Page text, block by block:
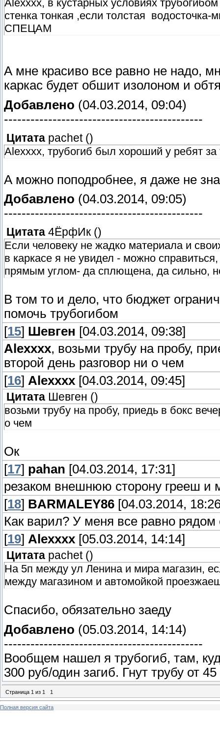
Alexxxx, в кустарных условиях
стенка тонкая ,если толстая
СПЕЦАМ
А мне красиво все равно не надо,
каркас будет обшит изолоном и
Добавлено (04.03.2014, 09:04)
---------------------------------------------
Цитата pachet()
Alexxxx, трубогиб был хороший у ребят
А можно поподробнее, я даже не
Добавлено (04.03.2014, 09:05)
---------------------------------------------
Цитата 4ЁрфИк ()
Если человеку не жадко материала и
в каркасе я не увидел - можно
прямым углом- да сплющена, да сильно,
В том то и дело, что бюджет
помочь трубогибом
[15] Шевген [04.03.2014, 09:38]
Alexxxx, возьми трубу на пробу,
второй день разговор ни о чем
[16] Alexxxx [04.03.2014, 09:45]
Цитата Шевген ()
возьми трубу на пробу, приедь в бокс
о чем
Ок
[17] pahan [04.03.2014, 17:31]
резаком внешнюю сторону грееш и
[18] BARMALEY86 [04.03.2014,
Как варил? У меня все равно
[19] Alexxxx [05.03.2014, 14:14]
Цитата pachet()
На 5п между ул Ленина и мира магазин,
между магазином и автомойкой
Спасибо, обязательно заеду
Добавлено (05.03.2014, 14:14)
---------------------------------------------
Вообщем нашел я трубогиб, там,
300 руб/один загиб. Гнут трубу от
Страница 1 из 1 1
Полная версия сайта